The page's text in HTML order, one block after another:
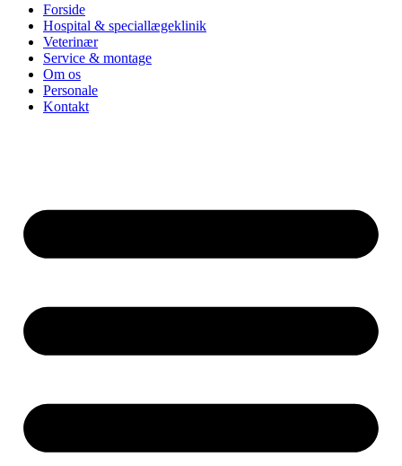
Forside
Hospital & speciallægeklinik
Veterinær
Service & montage
Om os
Personale
Kontakt